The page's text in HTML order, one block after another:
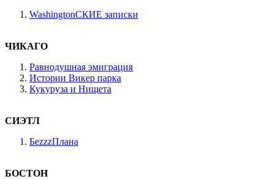
WashingtonСКИЕ записки
ЧИКАГО
Равнодушная эмиграция
Истории Викер парка
Кукуруза и Нищета
СИЭТЛ
БеzzzПлана
БОСТОН